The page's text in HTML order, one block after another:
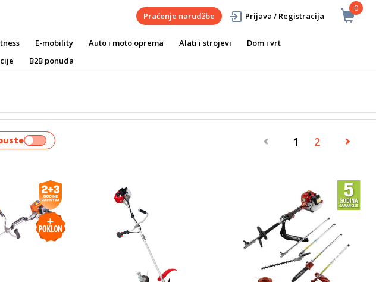
0
Praćenje narudžbe Prijava / Registracija
E-mobility Auto i moto oprema Alati i strojevi
Dom i vrt
B2B ponuda
1 2